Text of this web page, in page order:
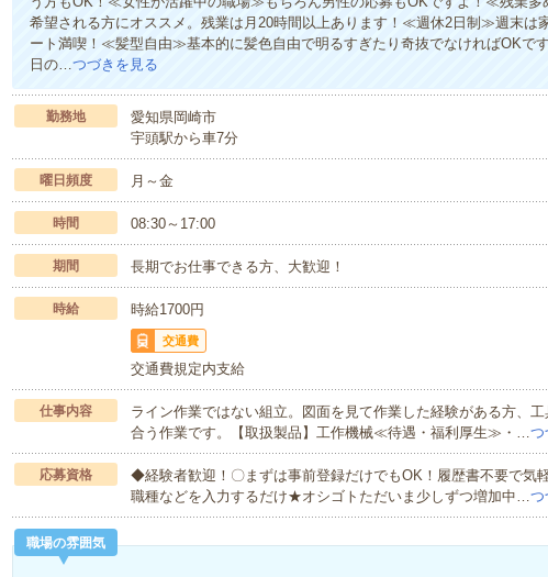
希望される方にオススメ。残業は月20時間以上あります！≪週休2日制≫週末は
ート満喫！≪髪型自由≫基本的に髪色自由で明るすぎたり奇抜でなければOKで
日の…つづきを見る
勤務地
愛知県岡崎市
宇頭駅から車7分
曜日頻度 月～金
時間 08:30～17:00
期間 長期でお仕事できる方、大歓迎！
時給 時給1700円
交通費
交通費規定内支給
仕事内容
ライン作業ではない組立。図面を見て作業した経験がある方、
合う作業です。【取扱製品】工作機械≪待遇・福利厚生≫・…つ
応募資格
◆経験者歓迎！〇まずは事前登録だけでもOK！履歴書不要で気
職種などを入力するだけ★オシゴトただいま少しずつ増加中…つ
職場の雰囲気